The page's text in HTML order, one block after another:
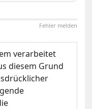
Fehler melden
verarbeitet
diesem Grund